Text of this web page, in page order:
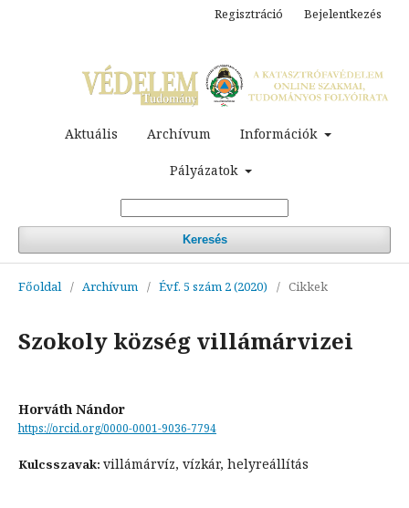
Aktuális Archívum Információk
Pályázatok
Keresés
Regisztráció Bejelentkezés
Főoldal / Archívum / Évf. 5 szám 2 (2020) / Cikkek
Szokoly község villámárvizei
Horváth Nándor
https://orcid.org/0000-0001-9036-7794
Kulcsszavak: villámárvíz, vízkár, helyreállítás